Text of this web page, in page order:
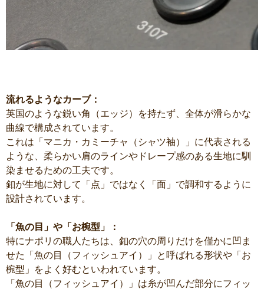
流れるようなカーブ：
英国のような鋭い角（エッジ）を持たず、全体が滑らかな
曲線で構成されています。
これは「マニカ・カミーチャ（シャツ袖）」に代表される
ような、柔らかい肩のラインやドレープ感のある生地に馴
染ませるための工夫です。
釦が生地に対して「点」ではなく「面」で調和するように
設計されています。
「魚の目」や「お椀型」：
特にナポリの職人たちは、釦の穴の周りだけを僅かに凹ま
せた「魚の目（フィッシュアイ）」と呼ばれる形状や「お
椀型」をよく好むといわれています。
「魚の目（フィッシュアイ）」は糸が凹んだ部分にフィッ